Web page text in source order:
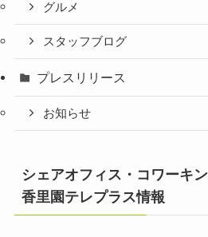
グルメ
スタッフブログ
プレスリリース
お知らせ
シェアオフィス・コワーキ
香里園テレプラス情報